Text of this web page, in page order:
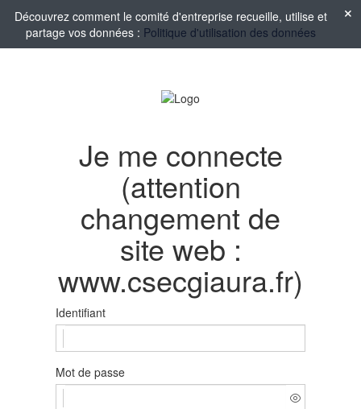
Découvrez comment le comité d'entreprise recueille, utilise et
partage vos données : Politique d'utilisation des données
Je me connecte
(attention
changement de
site web :
www.csecgiaura.fr)
Identifiant
Mot de passe